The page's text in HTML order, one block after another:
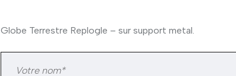
Globe Terrestre Replogle – sur support metal.